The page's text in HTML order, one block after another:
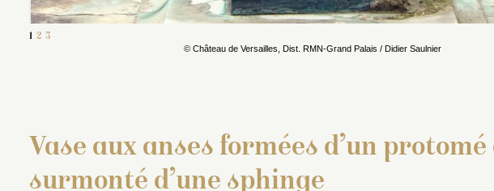
© Château de Versailles, Dist. RMN-Grand Palais / Didier Saulnier
1 2 3
Vase aux anses formées d’un
surmonté d’une sphinge